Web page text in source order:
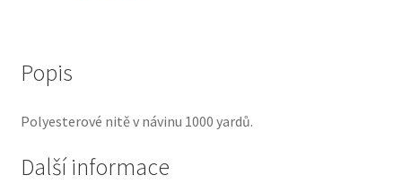
Popis
Polyesterové nitě v návinu 1000 yardů.
Další informace